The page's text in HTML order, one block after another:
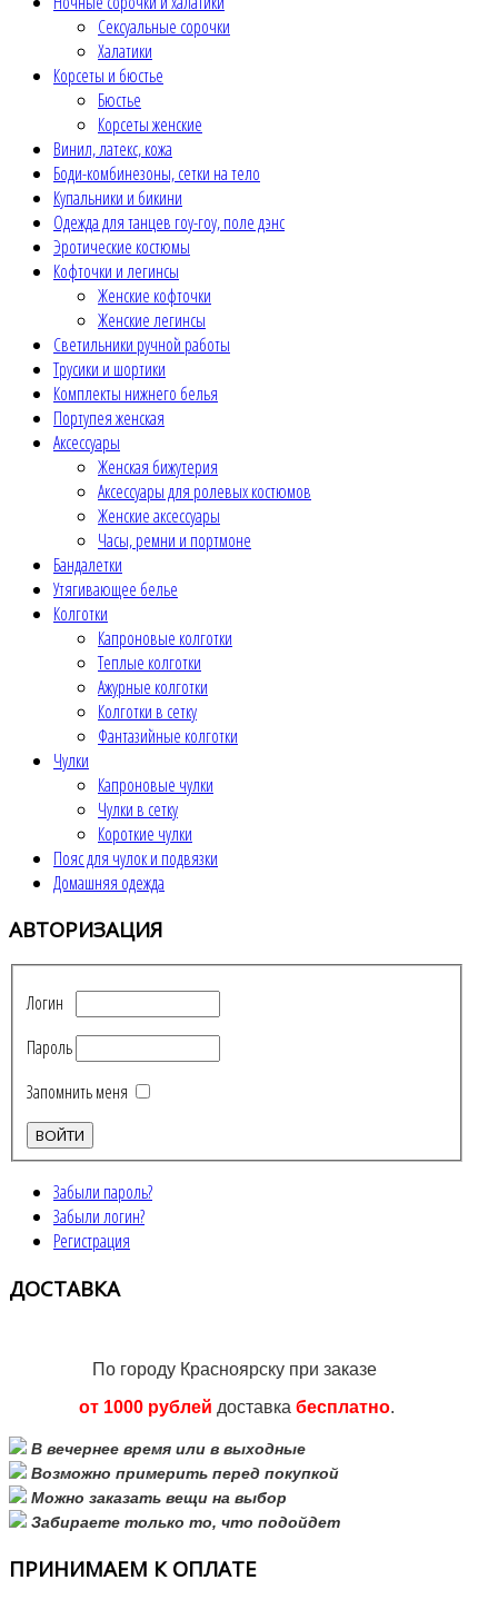
Сексуальные сорочки
Халатики
Корсеты и бюстье
Бюстье
Корсеты женские
Винил, латекс, кожа
Боди-комбинезоны, сетки на тело
Купальники и бикини
Одежда для танцев гоу-гоу, поле дэнс
Эротические костюмы
Кофточки и легинсы
Женские кофточки
Женские легинсы
Светильники ручной работы
Трусики и шортики
Комплекты нижнего белья
Портупея женская
Аксессуары
Женская бижутерия
Аксессуары для ролевых костюмов
Женские аксессуары
Часы, ремни и портмоне
Бандалетки
Утягивающее белье
Колготки
Капроновые колготки
Теплые колготки
Ажурные колготки
Колготки в сетку
Фантазийные колготки
Чулки
Капроновые чулки
Чулки в сетку
Короткие чулки
Пояс для чулок и подвязки
Домашняя одежда
АВТОРИЗАЦИЯ
Логин
Пароль
Запомнить меня
Забыли пароль?
Забыли логин?
Регистрация
ДОСТАВКА
По городу Красноярску при заказе
от 1000 рублей доставкабесплатно.
В вечернее время или в выходные
Возможно примерить перед покупкой
Можно заказать вещи на выбор
Забираете только то, что подойдет
ПРИНИМАЕМ К ОПЛАТЕ